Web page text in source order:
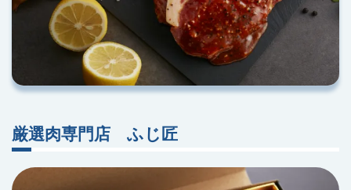
厳選肉専門店 ふじ匠